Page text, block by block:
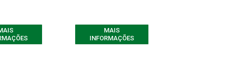
MAIS
INFORMAÇÕES